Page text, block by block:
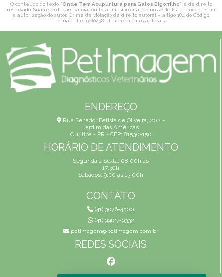
O conteúdo do texto "Onde Tem Acupuntura para Gatos Bigorrilho" é de direito
reservado. Sua reprodução, parcial ou total, mesmo citando nossos links, é proibida sem
a autorização do autor. Crime de violação de direito autoral – artigo 184 do Código
Penal – Lei 9610/98 - Lei de direitos autorais
ENDEREÇO
Rua Senador Batista de Oliveira, 202 -
Jardim das Américas
Curitiba - PR - CEP: 81530-150
HORÁRIO DE ATENDIMENTO
Segunda a Sexta: 08:00h às
17:30h
Sábados: 9:00 às 13:00h
CONTATO
(41) 3076-4300
(41) 99127-9332
petimagem@petimagem.com.br
REDES SOCIAIS